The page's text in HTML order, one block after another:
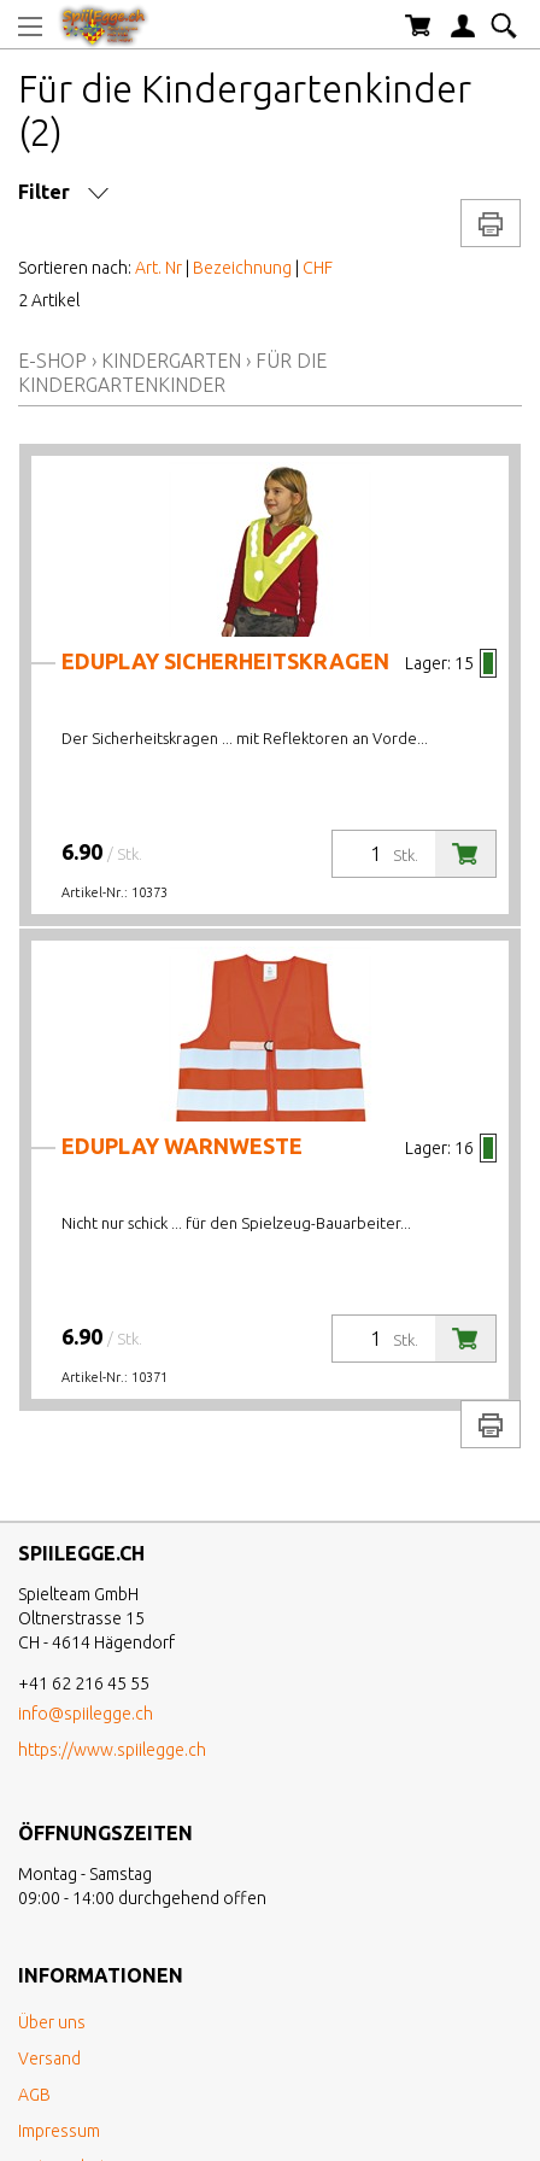
Für die Kindergartenkinder
(2)
Filter
AB WELCHEM ALTER
ALTER AB
Sortieren nach: Art. Nr Bezeichnung
CHF
2 Artikel
E-SHOP › KINDERGARTEN › FÜR DIE
KINDERGARTENKINDER
Lager: 15
EDUPLAY SICHERHEITSKRAGEN
Der Sicherheitskragen ... mit Reflektoren an Vorde...
Stk.
6.90 / Stk.
Artikel-Nr.: 10373
Lager: 16
EDUPLAY WARNWESTE
Nicht nur schick ... für den Spielzeug-Bauarbeiter...
Stk.
6.90 / Stk.
Artikel-Nr.: 10371
SPIILEGGE.CH
Spielteam GmbH
Oltnerstrasse 15
CH - 4614 Hägendorf
+41 62 216 45 55
info@spiilegge.ch
https://www.spiilegge.ch
ÖFFNUNGSZEITEN
Montag - Samstag
09:00 - 14:00 durchgehend offen
INFORMATIONEN
Über uns
Versand
AGB
Impressum